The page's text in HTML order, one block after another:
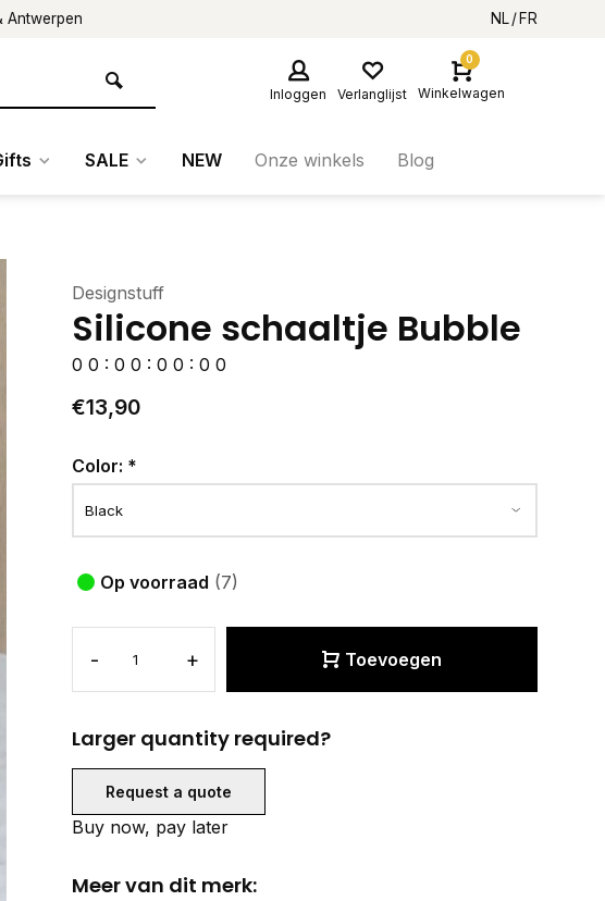
Antwerpen NL FR
Inloggen Verlanglijst
0
Winkelwagen
SALE NEW Onze winkels Blog
Designstuff
Silicone schaaltje Bubble
0 0 : 0 0 : 0 0 : 0 0
€13,90
Color: *
Op voorraad (7)
- + Toevoegen
Larger quantity required?
Request a quote
Buy now, pay later
Meer van dit merk: